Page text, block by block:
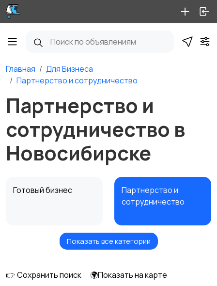
Главная
Для Бизнеса
Партнерство и сотрудничество
Партнерство и
сотрудничество в
Новосибирске
Готовый бизнес
Партнерство и
сотрудничество
ОборудованиеПоказать все категории
👉 Сохранить поиск
🌍Показать на карте